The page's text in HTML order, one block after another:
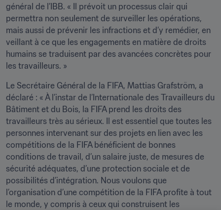
général de l’IBB. « Il prévoit un processus clair qui
permettra non seulement de surveiller les opérations,
mais aussi de prévenir les infractions et d’y remédier, en
veillant à ce que les engagements en matière de droits
humains se traduisent par des avancées concrètes pour
les travailleurs. »
Le Secrétaire Général de la FIFA, Mattias Grafström, a
déclaré : « À l’instar de l’Internationale des Travailleurs du
Bâtiment et du Bois, la FIFA prend les droits des
travailleurs très au sérieux. Il est essentiel que toutes les
personnes intervenant sur des projets en lien avec les
compétitions de la FIFA bénéficient de bonnes
conditions de travail, d’un salaire juste, de mesures de
sécurité adéquates, d’une protection sociale et de
possibilités d’intégration. Nous voulons que
l’organisation d’une compétition de la FIFA profite à tout
le monde, y compris à ceux qui construisent les